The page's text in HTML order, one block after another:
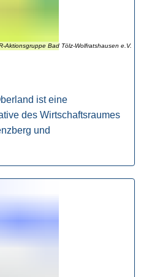
Aktionsgruppe Bad Tölz-Wolfratshausen e.V.
ist eine
des Wirtschaftsraumes
und